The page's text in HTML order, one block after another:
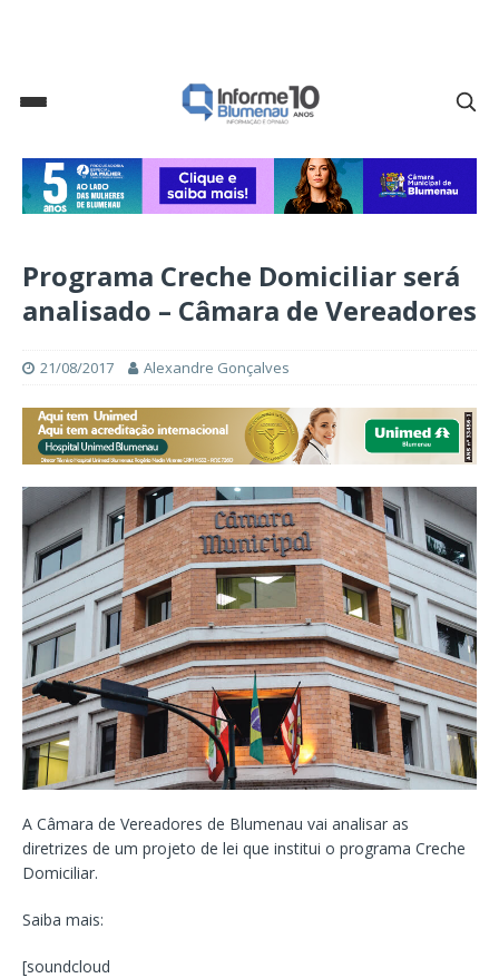
Programa Creche Domiciliar será
analisado – Câmara de Vereadores
21/08/2017 Alexandre Gonçalves
A Câmara de Vereadores de Blumenau vai analisar as
diretrizes de um projeto de lei que institui o programa Creche
Domiciliar.
Saiba mais:
[soundcloud